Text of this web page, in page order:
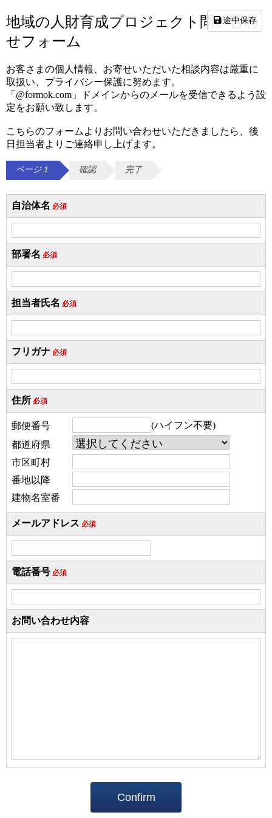
地域の人財育成プロジェクト問い合わ
せフォーム
お客さまの個人情報、お寄せいただいた相談内容は厳重に
取扱い、プライバシー保護に努めます。
「@formok.com」ドメインからのメールを受信できるよう設
定をお願い致します。
こちらのフォームよりお問い合わせいただきましたら、後
日担当者よりご連絡申し上げます。
ページ１ 確認 完了
自治体名 必須
部署名 必須
担当者氏名 必須
フリガナ 必須
住所 必須
郵便番号
(ハイフン不要)
都道府県
市区町村
番地以降
建物名室番
メールアドレス 必須
電話番号 必須
お問い合わせ内容
Confirm
途中保存